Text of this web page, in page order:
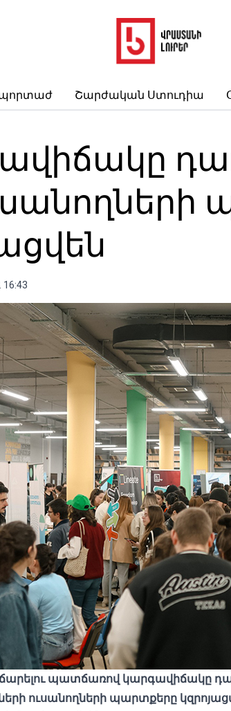
Շարժական Ստուդիա
պատճառով կարգավիճակը
ուսանողների պարտքերը